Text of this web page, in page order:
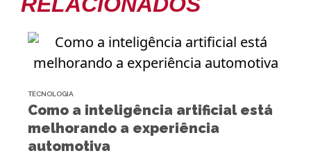
TECNOLOGIA
Como a inteligência artificial está
melhorando a experiência
automotiva